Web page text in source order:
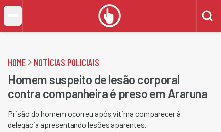
HOME NOTÍCIAS POLICIAIS
Homem suspeito de lesão corporal
contra companheira é preso em Araruna
Prisão do homem ocorreu após vítima comparecer à
delegacia apresentando lesões aparentes.